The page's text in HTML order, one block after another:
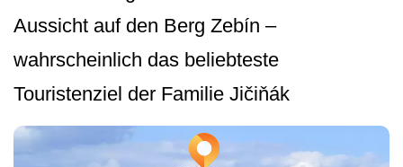
Aussicht auf den Berg Zebín –
wahrscheinlich das beliebteste
Touristenziel der Familie Jičiňák